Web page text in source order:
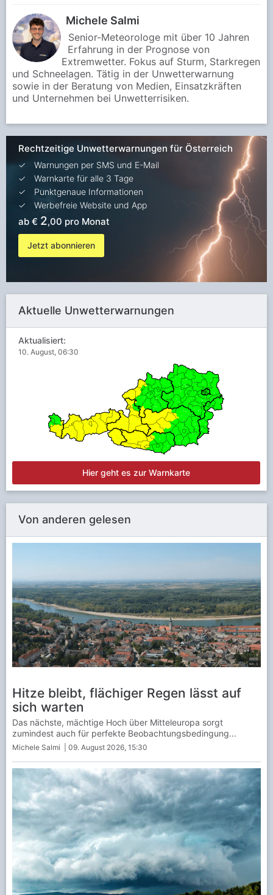
Michele Salmi
Senior-Meteorologe mit über 10 Jahren
Erfahrung in der Prognose von
Extremwetter. Fokus auf Sturm, Starkregen
und Schneelagen. Tätig in der Unwetterwarnung
sowie in der Beratung von Medien, Einsatzkräften
und Unternehmen bei Unwetterrisiken.
Rechtzeitige Unwetterwarnungen für Österreich
Warnungen per SMS und E-Mail
Warnkarte für alle 3 Tage
Punktgenaue Informationen
Werbefreie Website und App
ab € 2,00 pro Monat
Jetzt abonnieren
Aktuelle Unwetterwarnungen
Aktualisiert:
10. August, 06:30
Hier geht es zur Warnkarte
Von anderen gelesen
Hitze bleibt, flächiger Regen lässt auf
sich warten
Michele Salmi | 09. August 2026, 15:30
Das nächste, mächtige Hoch über Mitteleuropa sorgt
zumindest auch für perfekte Beobachtungsbedingung...